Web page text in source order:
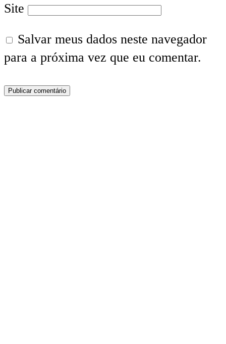
Site
Salvar meus dados neste navegador
para a próxima vez que eu comentar.